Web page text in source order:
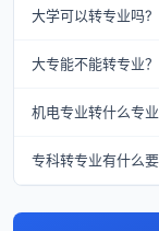
大学可以转专业吗?
大专能不能转专业？
机电专业转什么专业
专科转专业有什么要